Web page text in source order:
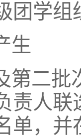
团学组
生
第二批
责人
单，